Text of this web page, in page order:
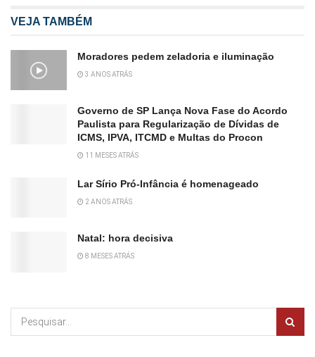
VEJA TAMBÉM
Moradores pedem zeladoria e iluminação
3 ANOS ATRÁS
Governo de SP Lança Nova Fase do Acordo
Paulista para Regularização de Dívidas de
ICMS, IPVA, ITCMD e Multas do Procon
11 MESES ATRÁS
Lar Sírio Pró-Infância é homenageado
2 ANOS ATRÁS
Natal: hora decisiva
8 MESES ATRÁS